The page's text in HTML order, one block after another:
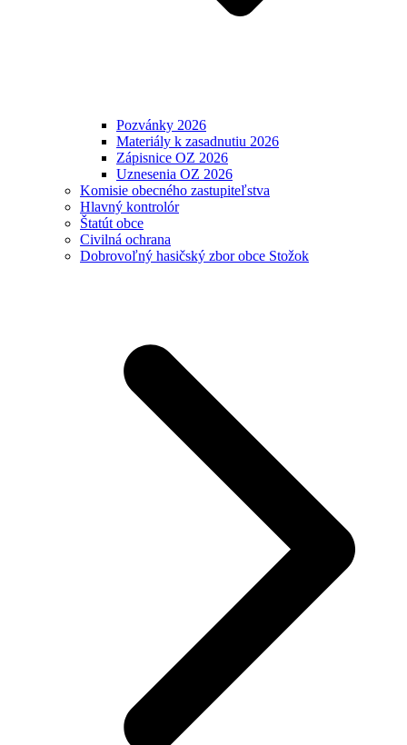
Pozvánky 2026
Materiály k zasadnutiu 2026
Zápisnice OZ 2026
Uznesenia OZ 2026
Komisie obecného zastupiteľstva
Hlavný kontrolór
Štatút obce
Civilná ochrana
Dobrovoľný hasičský zbor obce Stožok